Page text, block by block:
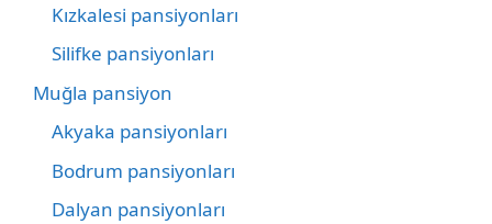
Kızkalesi pansiyonları
Silifke pansiyonları
Muğla pansiyon
Akyaka pansiyonları
Bodrum pansiyonları
Dalyan pansiyonları